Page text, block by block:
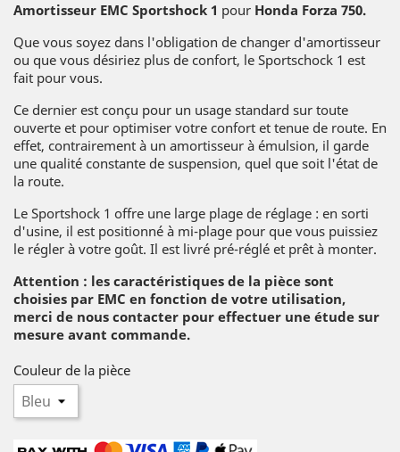
Amortisseur EMC Sportshock 1 pour Honda Forza 750.
Que vous soyez dans l'obligation de changer d'amortisseur
ou que vous désiriez plus de confort, le Sportschock 1 est
fait pour vous.
Ce dernier est conçu pour un usage standard sur toute
ouverte et pour optimiser votre confort et tenue de route. En
effet, contrairement à un amortisseur à émulsion, il garde
une qualité constante de suspension, quel que soit l'état de
la route.
Le Sportshock 1 offre une large plage de réglage : en sorti
d'usine, il est positionné à mi-plage pour que vous puissiez
le régler à votre goût. Il est livré pré-réglé et prêt à monter.
Attention : les caractéristiques de la pièce sont
choisies par EMC en fonction de votre utilisation,
merci de nous contacter pour effectuer une étude sur
mesure avant commande.
Couleur de la pièce